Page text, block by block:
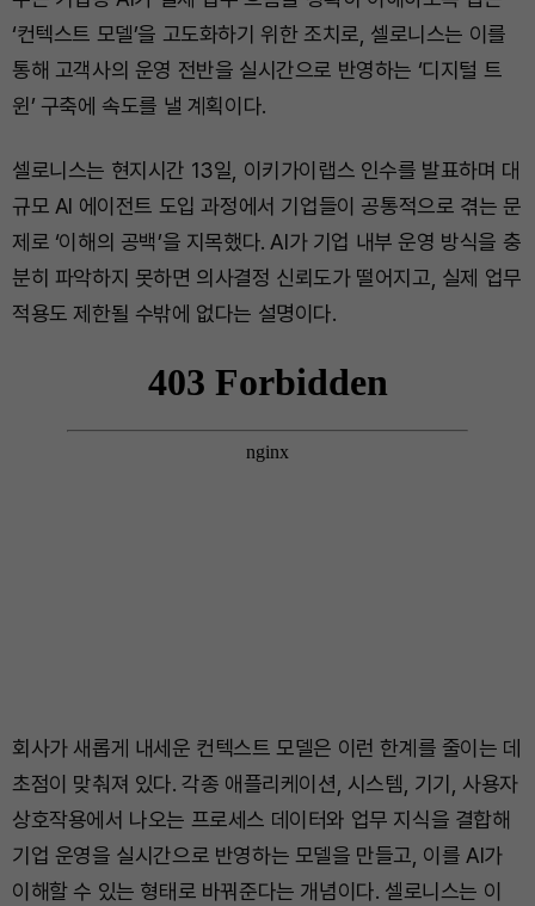
‘컨텍스트 모델’을 고도화하기 위한 조치로, 셀로니스는 이를
통해 고객사의 운영 전반을 실시간으로 반영하는 ‘디지털 트
윈’ 구축에 속도를 낼 계획이다.
셀로니스는 현지시간 13일, 이키가이랩스 인수를 발표하며 대
규모 AI 에이전트 도입 과정에서 기업들이 공통적으로 겪는 문
제로 ‘이해의 공백’을 지목했다. AI가 기업 내부 운영 방식을 충
분히 파악하지 못하면 의사결정 신뢰도가 떨어지고, 실제 업무
적용도 제한될 수밖에 없다는 설명이다.
회사가 새롭게 내세운 컨텍스트 모델은 이런 한계를 줄이는 데
초점이 맞춰져 있다. 각종 애플리케이션, 시스템, 기기, 사용자
상호작용에서 나오는 프로세스 데이터와 업무 지식을 결합해
기업 운영을 실시간으로 반영하는 모델을 만들고, 이를 AI가
이해할 수 있는 형태로 바꿔준다는 개념이다. 셀로니스는 이